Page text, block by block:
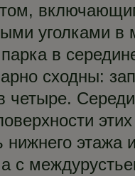
уголками в
в
сходны:
четыре.
нижнего этажа
с